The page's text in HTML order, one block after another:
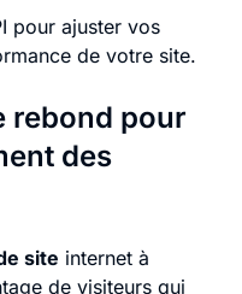
pour ajuster vos
de votre site.
rebond pour
des
site internet à
de visiteurs qui